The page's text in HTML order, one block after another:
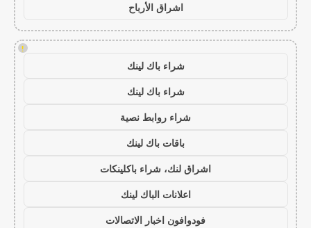
اشراق الأرباح
!
شراء باك لينك
شراء باك لينك
شراء روابط نصية
باقات باك لينك
اشراق لنك، شراء باكلينكات
اعلانات الباك لينك
فودوافون اخبار الاتصالات